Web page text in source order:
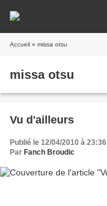
Accueil » missa otsu
missa otsu
Vu d'ailleurs
Publié le 12/04/2010 à 23:36
Par Fanch Broudic